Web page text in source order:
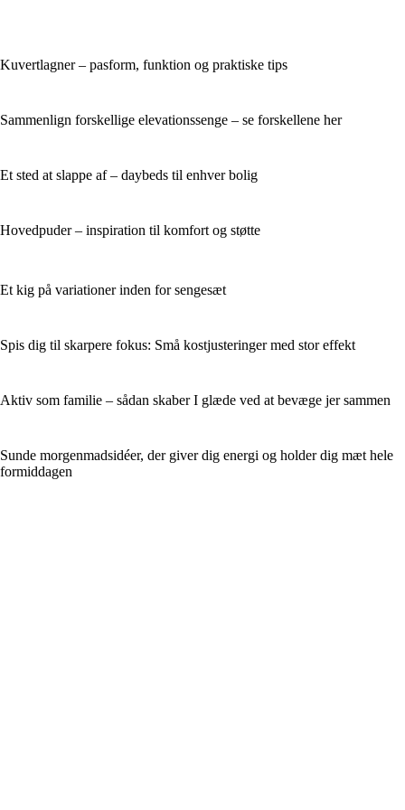
Kuvertlagner – pasform, funktion og praktiske tips
Sammenlign forskellige elevationssenge – se forskellene her
Et sted at slappe af – daybeds til enhver bolig
Hovedpuder – inspiration til komfort og støtte
Et kig på variationer inden for sengesæt
Spis dig til skarpere fokus: Små kostjusteringer med stor effekt
Aktiv som familie – sådan skaber I glæde ved at bevæge jer sammen
Sunde morgenmadsidéer, der giver dig energi og holder dig mæt hele
formiddagen